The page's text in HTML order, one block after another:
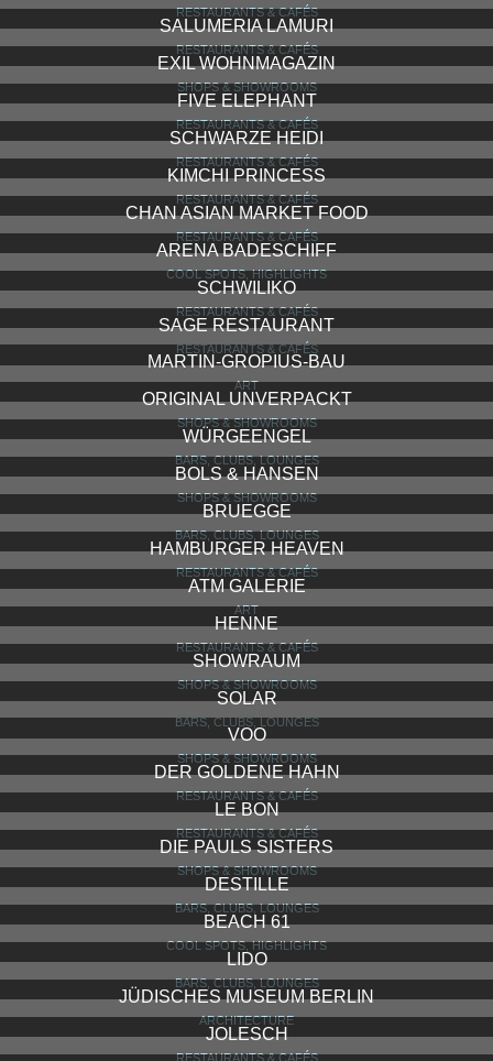
RESTAURANTS & CAFÉS
SALUMERIA LAMURI
RESTAURANTS & CAFÉS
EXIL WOHNMAGAZIN
SHOPS & SHOWROOMS
FIVE ELEPHANT
RESTAURANTS & CAFÉS
SCHWARZE HEIDI
RESTAURANTS & CAFÉS
KIMCHI PRINCESS
RESTAURANTS & CAFÉS
CHAN ASIAN MARKET FOOD
RESTAURANTS & CAFÉS
ARENA BADESCHIFF
COOL SPOTS, HIGHLIGHTS
SCHWILIKO
RESTAURANTS & CAFÉS
SAGE RESTAURANT
RESTAURANTS & CAFÉS
MARTIN-GROPIUS-BAU
ART
ORIGINAL UNVERPACKT
SHOPS & SHOWROOMS
WÜRGEENGEL
BARS, CLUBS, LOUNGES
BOLS & HANSEN
SHOPS & SHOWROOMS
BRUEGGE
BARS, CLUBS, LOUNGES
HAMBURGER HEAVEN
RESTAURANTS & CAFÉS
ATM GALERIE
ART
HENNE
RESTAURANTS & CAFÉS
SHOWRAUM
SHOPS & SHOWROOMS
SOLAR
BARS, CLUBS, LOUNGES
VOO
SHOPS & SHOWROOMS
DER GOLDENE HAHN
RESTAURANTS & CAFÉS
LE BON
RESTAURANTS & CAFÉS
DIE PAULS SISTERS
SHOPS & SHOWROOMS
DESTILLE
BARS, CLUBS, LOUNGES
BEACH 61
COOL SPOTS, HIGHLIGHTS
LIDO
BARS, CLUBS, LOUNGES
JÜDISCHES MUSEUM BERLIN
ARCHITECTURE
JOLESCH
RESTAURANTS & CAFÉS